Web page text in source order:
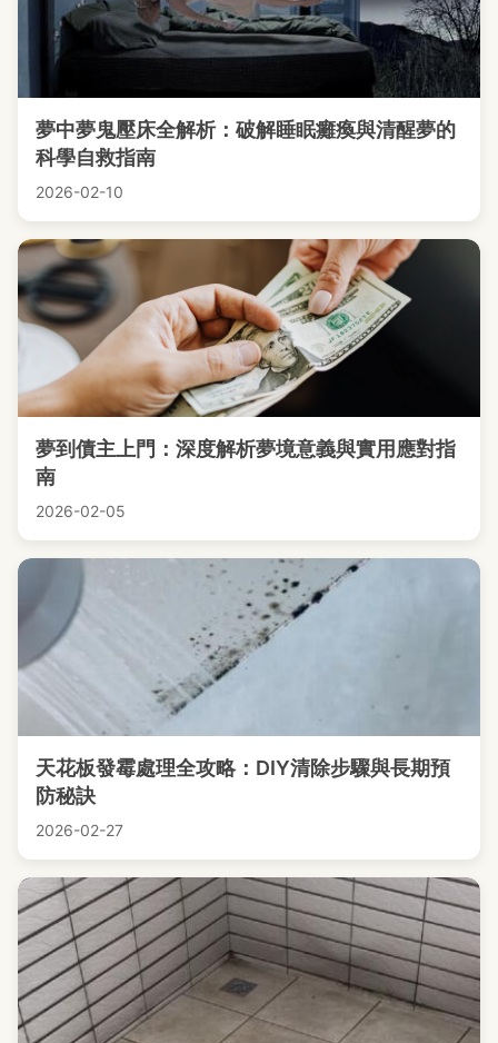
夢中夢鬼壓床全解析：破解睡眠癱瘓與清醒夢的
科學自救指南
2026-02-10
夢到債主上門：深度解析夢境意義與實用應對指
南
2026-02-05
天花板發霉處理全攻略：DIY清除步驟與長期預
防秘訣
2026-02-27